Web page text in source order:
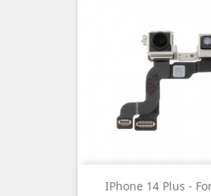
IPhone 14 Plus -